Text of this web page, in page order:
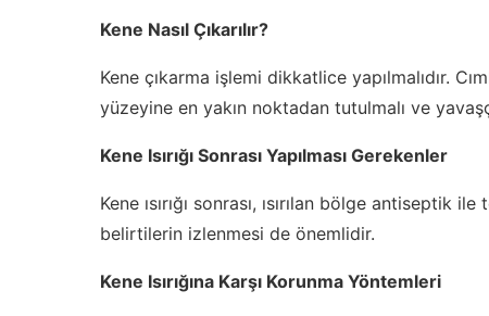
Kene Nasıl Çıkarılır?
Kene çıkarma işlemi dikkatlice yapılmalıdır.
yüzeyine en yakın noktadan tutulmalı ve
Kene Isırığı Sonrası Yapılması Gerekenler
Kene ısırığı sonrası, ısırılan bölge antiseptik
belirtilerin izlenmesi de önemlidir.
Kene Isırığına Karşı Korunma Yöntemleri